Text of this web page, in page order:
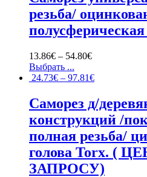
резьба/
13.86€ – 54.80€
Выбрать ...
24.73€ – 97.81€
Саморез д/
конструкций /
полная резьба/
голова Torx. (
ЗАПРОСУ)